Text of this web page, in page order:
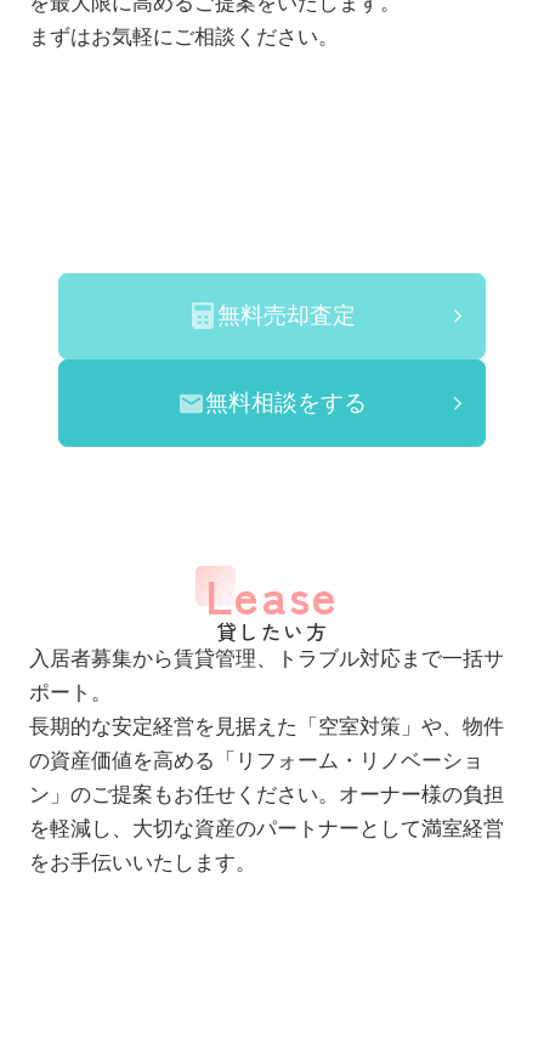
まずはお気軽にご相談ください。
無料売却査定
無料相談をする
Lease
貸したい方
入居者募集から賃貸管理、トラブル対応まで一括サ
ポート。
長期的な安定経営を見据えた「空室対策」や、物件
の資産価値を高める「リフォーム・リノベーショ
ン」のご提案もお任せください。オーナー様の負担
を軽減し、大切な資産のパートナーとして満室経営
をお手伝いいたします。